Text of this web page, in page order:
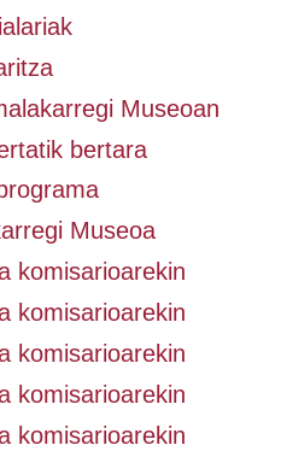
Museoan
bertara
Museoa
komisarioarekin
komisarioarekin
komisarioarekin
komisarioarekin
komisarioarekin